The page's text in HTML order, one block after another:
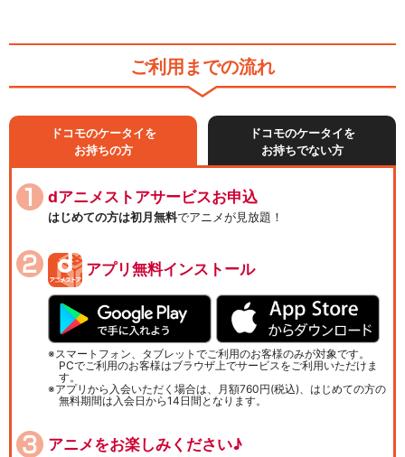
ご利用までの流れ
ドコモのケータイを
お持ちの方
ドコモのケータイを
お持ちでない方
dアニメストアサービスお申込
はじめての方は初月無料でアニメが見放題！
アプリ無料インストール
スマートフォン、タブレットでご利用のお客様のみが対象です。
PCでご利用のお客様はブラウザ上でサービスをご利用いただけま
す。
アプリから入会いただく場合は、月額760円(税込)、はじめての方の
無料期間は入会日から14日間となります。
アニメをお楽しみください♪